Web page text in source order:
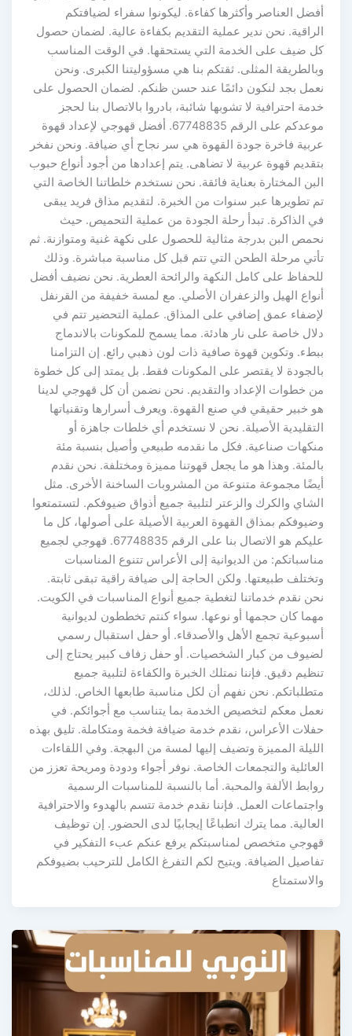
أفضل العناصر وأكثرها كفاءة. ليكونوا سفراء لضيافتكم
الراقية. نحن ندير عملية التقديم بكفاءة عالية. لضمان حصول
كل ضيف على الخدمة التي يستحقها. في الوقت المناسب
وبالطريقة المثلى. ثقتكم بنا هي مسؤوليتنا الكبرى. ونحن
نعمل بجد لنكون دائمًا عند حسن ظنكم. لضمان الحصول على
خدمة احترافية لا تشوبها شائبة، بادروا بالاتصال بنا لحجز
موعدكم على الرقم 67748835. أفضل قهوجي لإعداد قهوة
عربية فاخرة جودة القهوة هي سر نجاح أي ضيافة. ونحن نفخر
بتقديم قهوة عربية لا تضاهى. يتم إعدادها من أجود أنواع حبوب
البن المختارة بعناية فائقة. نحن نستخدم خلطاتنا الخاصة التي
تم تطويرها عبر سنوات من الخبرة. لتقديم مذاق فريد يبقى
في الذاكرة. تبدأ رحلة الجودة من عملية التحميص. حيث
نحمص البن بدرجة مثالية للحصول على نكهة غنية ومتوازنة. ثم
تأتي مرحلة الطحن التي تتم قبل كل مناسبة مباشرة. وذلك
للحفاظ على كامل النكهة والرائحة العطرية. نحن نضيف أفضل
أنواع الهيل والزعفران الأصلي. مع لمسة خفيفة من القرنفل
لإضفاء عمق إضافي على المذاق. عملية التحضير تتم في
دلال خاصة على نار هادئة. مما يسمح للمكونات بالاندماج
ببطء. وتكوين قهوة صافية ذات لون ذهبي رائع. إن التزامنا
بالجودة لا يقتصر على المكونات فقط. بل يمتد إلى كل خطوة
من خطوات الإعداد والتقديم. نحن نضمن أن كل قهوجي لدينا
هو خبير حقيقي في صنع القهوة. ويعرف أسرارها وتقنياتها
التقليدية الأصيلة. نحن لا نستخدم أي خلطات جاهزة أو
منكهات صناعية. فكل ما نقدمه طبيعي وأصيل بنسبة مئة
بالمئة. وهذا هو ما يجعل قهوتنا مميزة ومختلفة. نحن نقدم
أيضًا مجموعة متنوعة من المشروبات الساخنة الأخرى. مثل
الشاي والكرك والزعتر لتلبية جميع أذواق ضيوفكم. لتستمتعوا
وضيوفكم بمذاق القهوة العربية الأصيلة على أصولها، كل ما
عليكم هو الاتصال بنا على الرقم 67748835. قهوجي لجميع
مناسباتكم: من الديوانية إلى الأعراس تتنوع المناسبات
وتختلف طبيعتها. ولكن الحاجة إلى ضيافة راقية تبقى ثابتة.
نحن نقدم خدماتنا لتغطية جميع أنواع المناسبات في الكويت.
مهما كان حجمها أو نوعها. سواء كنتم تخططون لديوانية
أسبوعية تجمع الأهل والأصدقاء. أو حفل استقبال رسمي
لضيوف من كبار الشخصيات. أو حفل زفاف كبير يحتاج إلى
تنظيم دقيق. فإننا نمتلك الخبرة والكفاءة لتلبية جميع
متطلباتكم. نحن نفهم أن لكل مناسبة طابعها الخاص. لذلك،
نعمل معكم لتخصيص الخدمة بما يتناسب مع أجوائكم. في
حفلات الأعراس، نقدم خدمة ضيافة فخمة ومتكاملة. تليق بهذه
الليلة المميزة وتضيف إليها لمسة من البهجة. وفي اللقاءات
العائلية والتجمعات الخاصة. نوفر أجواء ودودة ومريحة تعزز من
روابط الألفة والمحبة. أما بالنسبة للمناسبات الرسمية
واجتماعات العمل. فإننا نقدم خدمة تتسم بالهدوء والاحترافية
العالية. مما يترك انطباعًا إيجابيًا لدى الحضور. إن توظيف
قهوجي متخصص لمناسبتكم يرفع عنكم عبء التفكير في
تفاصيل الضيافة. ويتيح لكم التفرغ الكامل للترحيب بضيوفكم
والاستمتاع